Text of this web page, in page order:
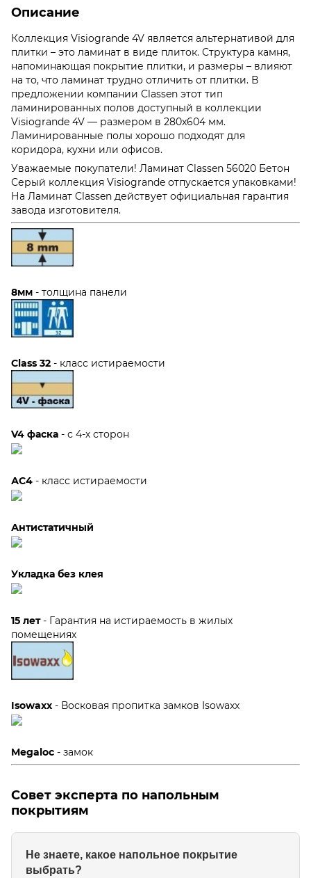
Описание
Коллекция Visiogrande 4V является альтернативой для
плитки – это ламинат в виде плиток. Структура камня,
напоминающая покрытие плитки, и размеры – влияют
на то, что ламинат трудно отличить от плитки. В
предложении компании Classen этот тип
ламинированных полов доступный в коллекции
Visiogrande 4V — размером в 280x604 мм.
Ламинированные полы хорошо подходят для
коридора, кухни или офисов.
Уважаемые покупатели! Ламинат Classen 56020 Бетон
Серый коллекция Visiogrande отпускается упаковками!
На Ламинат Classen действует официальная гарантия
завода изготовителя.
8мм - толщина панели
Class 32 - класс истираемости
V4 фаска - с 4-х сторон
АС4 - класс истираемости
Антистатичный
Укладка без клея
15 лет- Гарантия на истираемость в жилых
помещениях
Isowaxx - Восковая пропитка замков Isowaxx
Megaloc - замок
Совет эксперта по напольным
покрытиям
Не знаете, какое напольное покрытие
выбрать?